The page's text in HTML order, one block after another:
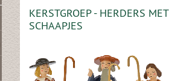
KERSTGROEP - HERDERS MET
SCHAAPJES